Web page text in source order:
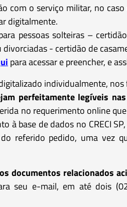
com o serviço militar, no
digitalmente.
pessoas solteiras –
- certidão de
para acessar e preencher, e
individualmente,
perfeitamente legíveis
no requerimento online
base de dados no CRECI
referido pedido, uma vez
documentos relacionados
seu e-mail, em até dois